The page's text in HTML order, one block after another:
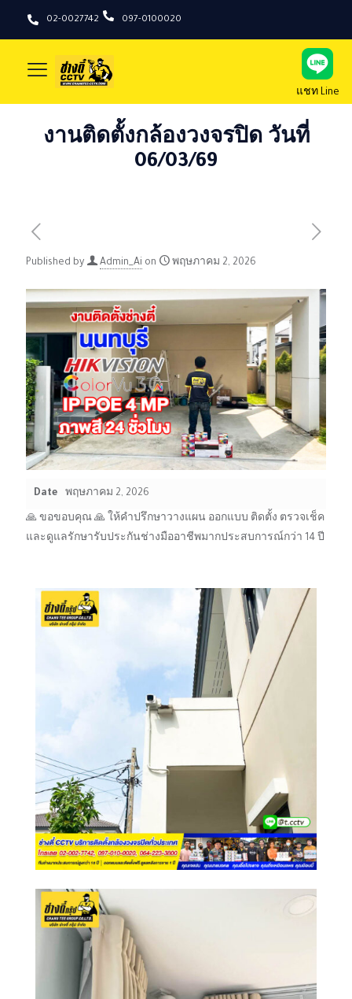
02-0027742 097-0100020
แชท Line
งานติดตั้งกล้องวงจรปิด วันที่
06/03/69
Published by Admin_Ai on พฤษภาคม 2, 2026
Date พฤษภาคม 2, 2026
🙏 ขอขอบคุณ 🙏 ให้คำปรึกษาวางแผน ออกแบบ ติดตั้ง ตรวจเช็ค
และดูแลรักษารับประกันช่างมืออาชีพมากประสบการณ์กว่า 14 ปี